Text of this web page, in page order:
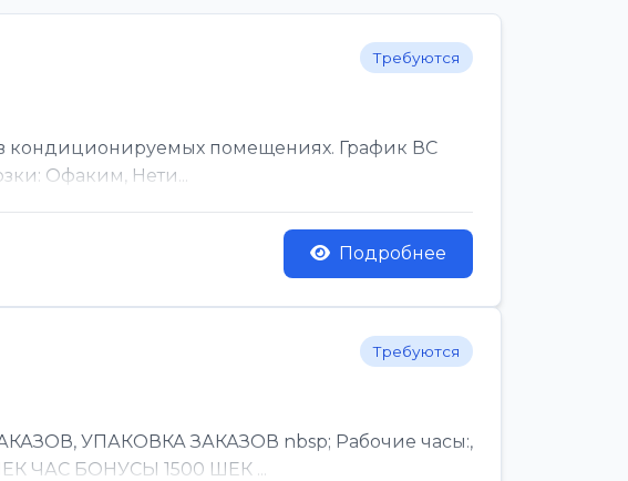
Требуются
кондиционируемых помещениях. График ВС
Офаким, Нети...
Подробнее
Требуются
УПАКОВКА ЗАКАЗОВ nbsp; Рабочие часы:,
ЧАС БОНУСЫ 1500 ШЕК ...